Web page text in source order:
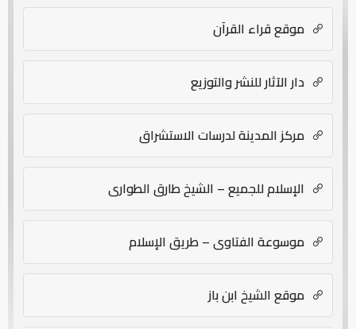
موقع قراء القرآن
دار الآثار للنشر والتوزيع
مركز المدينة لدرسات الاستشراق
الإسلام للجميع – الشيخ طارق الطواري
موسوعة الفتاوى – طريق الإسلام
موقع الشيخ ابن باز